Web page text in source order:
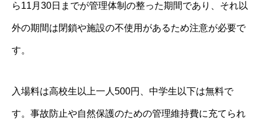
ら11月30日までが管理体制の整った期間であり、それ以
外の期間は閉鎖や施設の不使用があるため注意が必要で
す。
入場料は高校生以上一人500円、中学生以下は無料で
す。事故防止や自然保護のための管理維持費に充てられ